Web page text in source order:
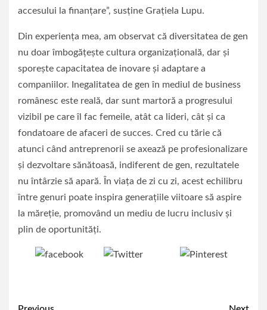
accesului la finanţare”, susţine Graţiela Lupu.
Din experiența mea, am observat că diversitatea de gen
nu doar îmbogățește cultura organizațională, dar și
sporește capacitatea de inovare și adaptare a
companiilor. Inegalitatea de gen în mediul de business
românesc este reală, dar sunt martoră a progresului
vizibil pe care îl fac femeile, atât ca lideri, cât și ca
fondatoare de afaceri de succes. Cred cu tărie că
atunci când antreprenorii se axează pe profesionalizare
și dezvoltare sănătoasă, indiferent de gen, rezultatele
nu întârzie să apară. În viața de zi cu zi, acest echilibru
între genuri poate inspira generațiile viitoare să aspire
la măreție, promovând un mediu de lucru inclusiv și
plin de oportunități.
Save